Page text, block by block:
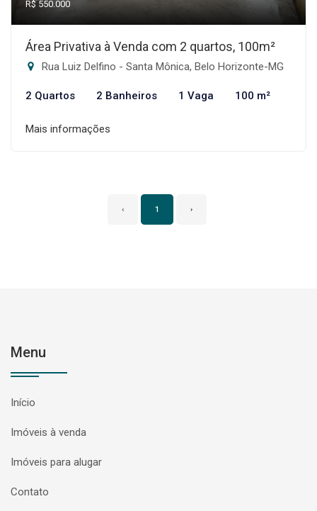
R$ 550.000
Área Privativa à Venda com 2 quartos, 100m²
Rua Luiz Delfino - Santa Mônica, Belo Horizonte-MG
2 Quartos 2 Banheiros 1 Vaga 100 m²
Mais informações
‹ 1 ›
Menu
Início
Imóveis à venda
Imóveis para alugar
Contato